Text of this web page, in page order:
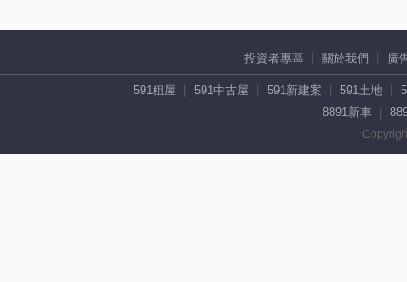
投資者專區 關於我們 廣
591租屋 591中古屋 591新建案 591土地
8891新車